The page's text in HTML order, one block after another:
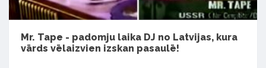
Mr. Tape - padomju laika DJ no Latvijas, kura
vārds vēlaizvien izskan pasaulē!